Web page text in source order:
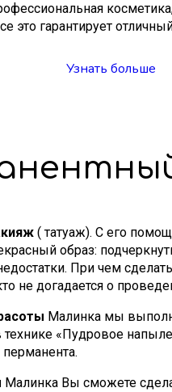
это гарантирует
Узнать больше
( татуаж). С его
образ:
При чем
не догадается о
Малинка мы
технике «Пудровое
Малинка Вы сможете